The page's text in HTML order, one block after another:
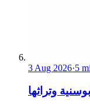
3 Aug 2026·5
وتراثها